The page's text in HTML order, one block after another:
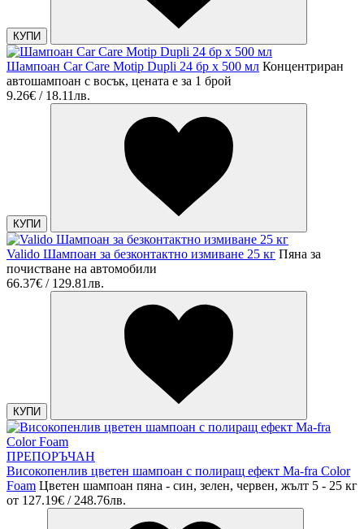
КУПИ
Шампоан Car Care Motip Dupli 24 бр х 500 мл Концентриран
автошампоан с восък, цената е за 1 брой
9.26€ / 18.11лв.
КУПИ
Valido Шампоан за безконтактно измиване 25 кг Пяна за
почистване на автомобили
66.37€ / 129.81лв.
КУПИ
ПРЕПОРЪЧАН
Високопенлив цветен шампоан с полиращ ефект Ma-fra Color
Foam Цветен шампоан пяна - син, зелен, червен, жълт 5 - 25 кг
от 127.19€ / 248.76лв.